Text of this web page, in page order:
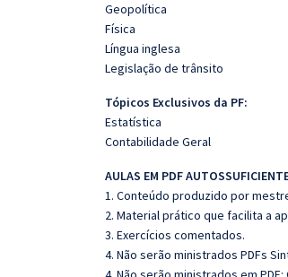
Geopolítica
Física
Língua inglesa
Legislação de trânsito
Tópicos Exclusivos da PF:
Estatística
Contabilidade Geral
AULAS EM PDF
1. Conteúdo produzido por
2. Material prático que facilita a
3. Exercícios comentados.
4. Não serão ministrados PDFs